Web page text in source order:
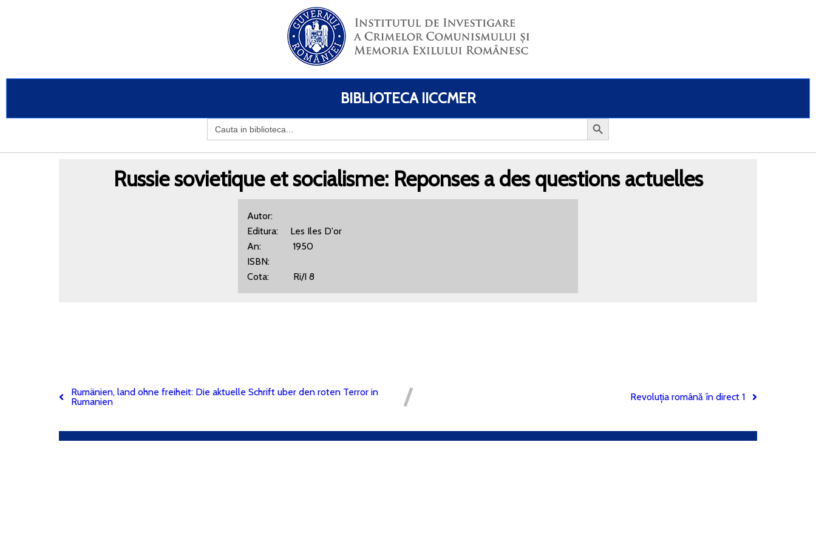
BIBLIOTECA IICCMER
Search
for:
Russie sovietique et socialisme: Reponses a des questions actuelles
Autor:
Editura: Les Iles D'or
An: 1950
ISBN:
Cota: Ri/I 8
Rumänien, land ohne freiheit: Die aktuelle Schrift uber den roten Terror in
Rumanien
Revoluția română în direct 1